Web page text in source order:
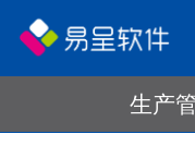
生产